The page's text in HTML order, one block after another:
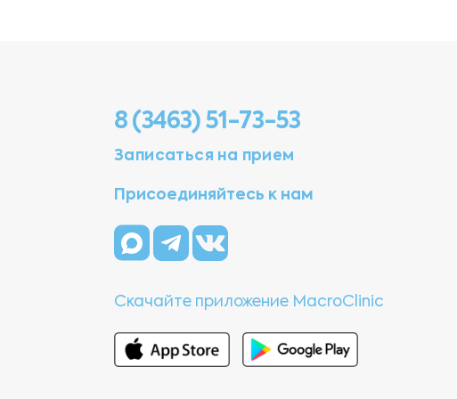
8 (3463) 51-73-53
Записаться на прием
Присоединяйтесь к нам
Скачайте приложение MacroClinic